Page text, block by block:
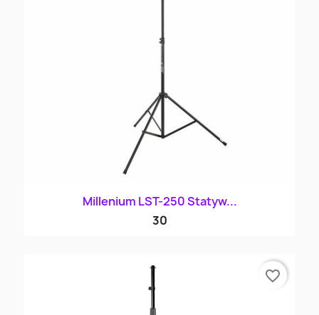
Millenium LST-250 Statyw...
30
favorite_border